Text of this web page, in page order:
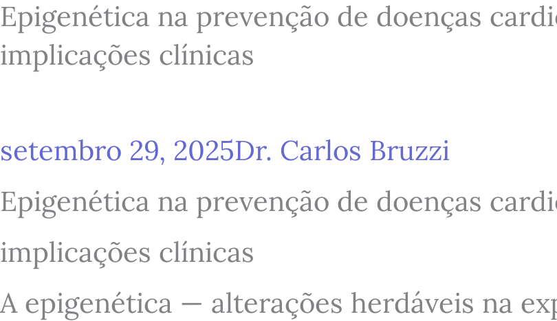
Epigenética na prevenção de doenças
implicações clínicas
setembro 29, 2025Dr. Carlos Bruzzi
Epigenética na prevenção de doenças
implicações clínicas
A epigenética — alterações herdáveis na